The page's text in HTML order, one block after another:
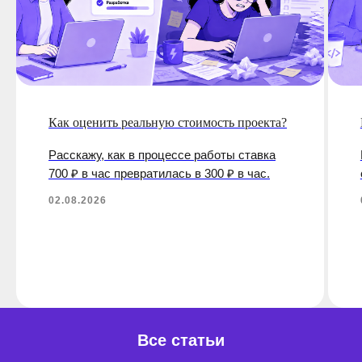
Как оценить реальную стоимость проекта?
Расскажу, как в процессе работы ставка
700 ₽ в час превратилась в 300 ₽ в час.
02.08.2026
Все статьи